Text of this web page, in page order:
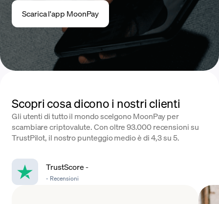
Scarica l'app MoonPay
Scopri cosa dicono i nostri clienti
Gli utenti di tutto il mondo scelgono MoonPay per
scambiare criptovalute. Con oltre 93.000 recensioni su
TrustPilot, il nostro punteggio medio è di 4,3 su 5.
TrustScore-
- Recensioni